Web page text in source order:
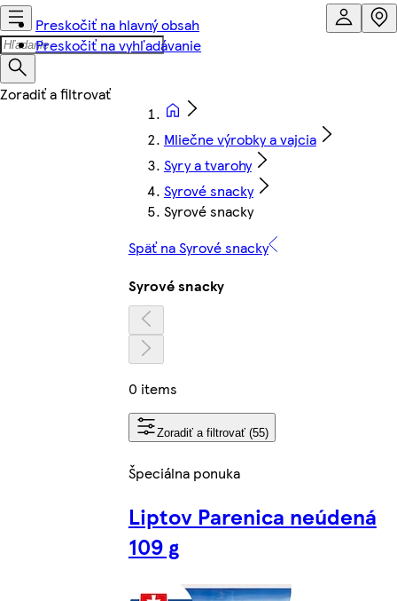
Preskočiť na hlavný obsah
Preskočiť na vyhľadávanie
Mliečne výrobky a vajcia
Syry a tvarohy
Syrové snacky
Syrové snacky
Späť na Syrové snacky
Syrové snacky
0 items
Zoradiť a filtrovať (55)
Špeciálna ponuka
Liptov Parenica neúdená
109 g